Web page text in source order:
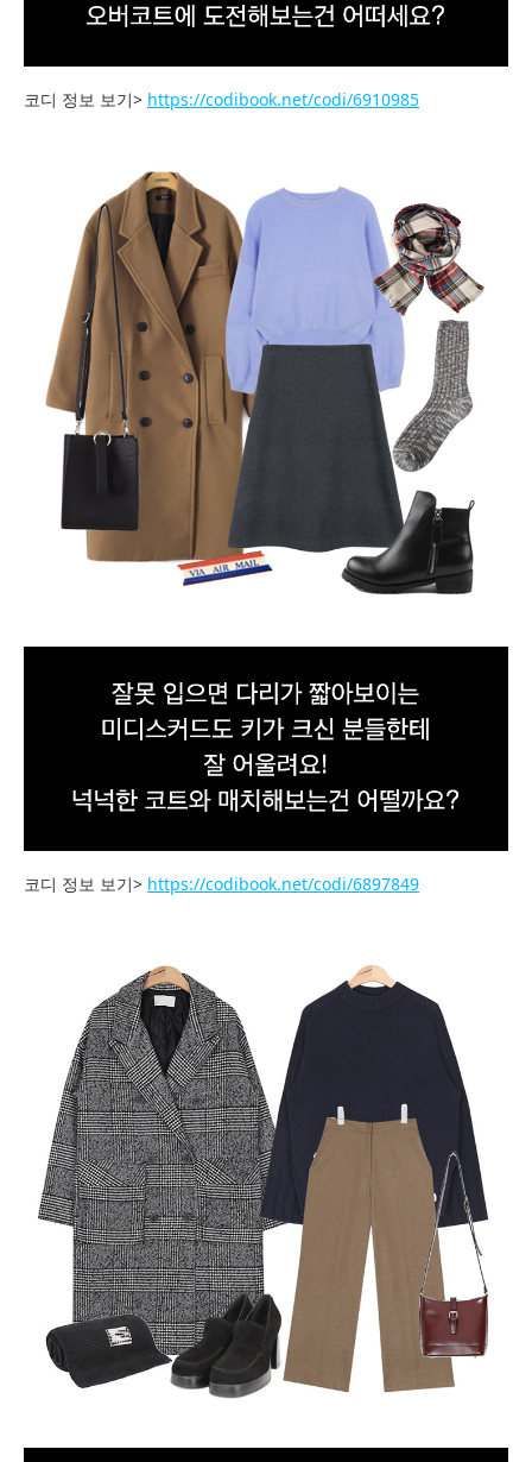
코디 정보 보기> https://codibook.net/codi/6910985
코디 정보 보기> https://codibook.net/codi/6897849